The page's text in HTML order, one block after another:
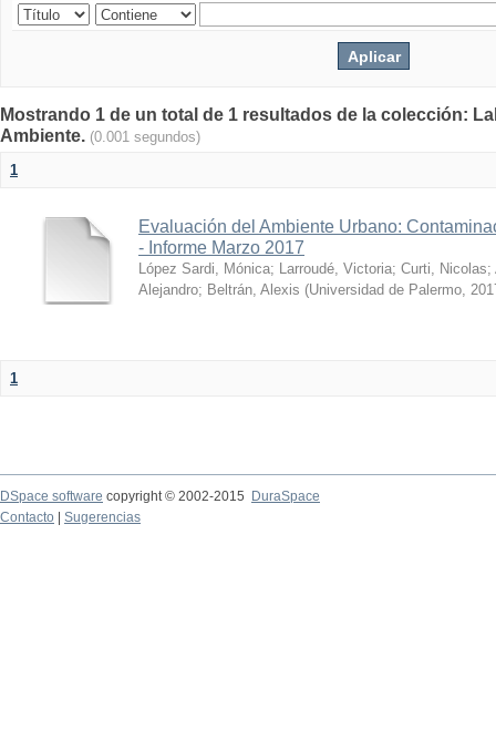
Mostrando 1 de un total de 1 resultados de la colección:
Ambiente. (0.001 segundos)
1
Evaluación del Ambiente Urbano:
- Informe Marzo 2017
López Sardi, Mónica; Larroudé, Victoria; Curti, Nicolas;
Alejandro; Beltrán, Alexis (Universidad de Palermo,
1
DSpace software copyright © 2002-2015
DuraSpace
Contacto
Sugerencias